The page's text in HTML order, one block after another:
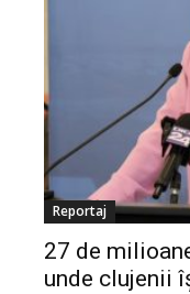
Reportaj
27 de
unde clujenii